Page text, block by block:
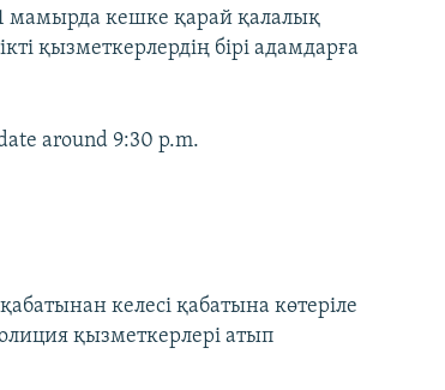
кешке қарай қалалық
қызметкерлердің бірі адамдарға
around 9:30 p.m.
келесі қабатына көтеріле
қызметкерлері атып